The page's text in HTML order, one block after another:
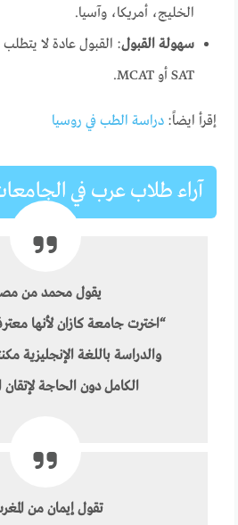
الخليج، أمريكا، وآسيا.
سهولة القبول: القبول عادة لا
SAT أو MCAT.
إقرأ ايضاً:دراسة الطب في روسيا
آراء طلاب عرب في
يقول محمد من
“اخترت جامعة كازان لأنها
والدراسة باللغة الإنجليزية
الكامل دون الحاجة لإتقان
تقول إيمان من